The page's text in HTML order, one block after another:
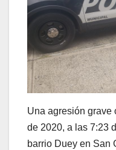
Una agresión grave
de 2020, a las 7:23
barrio Duey en San